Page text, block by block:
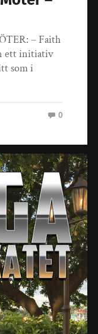
– Faith
ett initiativ
som i
0